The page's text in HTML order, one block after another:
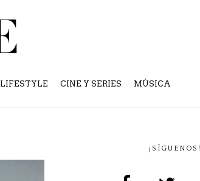
LIFESTYLE CINE Y SERIES MÚSICA
¡SÍGUENOS!